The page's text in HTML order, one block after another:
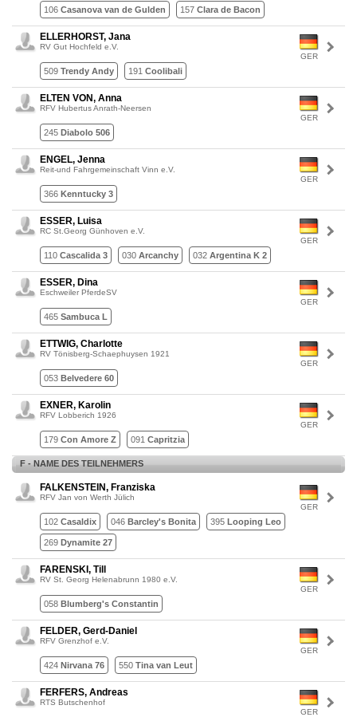
106 Casanova van de Gulden 157 Clara de Bacon
GER
ELLERHORST, Jana
RV Gut Hochfeld e.V.
509 Trendy Andy 191 Coolibali
GER
ELTEN VON, Anna
RFV Hubertus Anrath-Neersen
245 Diabolo 506
GER
ENGEL, Jenna
Reit-und Fahrgemeinschaft Vinn e.V.
366 Kenntucky 3
GER
ESSER, Luisa
RC St.Georg Günhoven e.V.
110 Cascalida 3 030 Arcanchy 032 Argentina K 2
GER
ESSER, Dina
Eschweiler PferdeSV
465 Sambuca L
GER
ETTWIG, Charlotte
RV Tönisberg-Schaephuysen 1921
053 Belvedere 60
GER
EXNER, Karolin
RFV Lobberich 1926
179 Con Amore Z 091 Capritzia
F - NAME DES TEILNEHMERS
GER
FALKENSTEIN, Franziska
RFV Jan von Werth Jülich
102 Casaldix 046 Barcley's Bonita 395 Looping Leo
269 Dynamite 27
GER
FARENSKI, Till
RV St. Georg Helenabrunn 1980 e.V.
058 Blumberg's Constantin
GER
FELDER, Gerd-Daniel
RFV Grenzhof e.V.
424 Nirvana 76 550 Tina van Leut
GER
FERFERS, Andreas
RTS Butschenhof